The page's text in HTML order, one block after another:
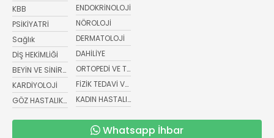
KBB
PSİKİYATRİ
Sağlık
DİŞ HEKİMLİĞİ
BEYİN VE SİNİR CERRAHİSİ
KARDİYOLOJİ
GÖZ HASTALIKLARI
ENDOKRİNOLOJİ
NÖROLOJİ
DERMATOLOJİ
DAHİLİYE
ORTOPEDİ VE TRAVMATOLOJİ
FİZİK TEDAVİ VE REHABİLİTASYON
KADIN HASTALIKLARI VE DOĞUM
Whatsapp İhbar